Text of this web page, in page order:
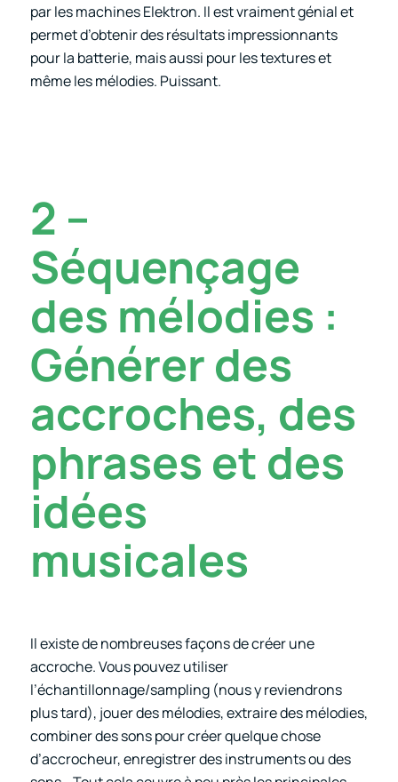
par les machines Elektron. Il est vraiment génial et
permet d’obtenir des résultats impressionnants
pour la batterie, mais aussi pour les textures et
même les mélodies. Puissant.
2 –
Séquençage
des mélodies :
Générer des
accroches, des
phrases et des
idées
musicales
Il existe de nombreuses façons de créer une
accroche. Vous pouvez utiliser
l’échantillonnage/sampling (nous y reviendrons
plus tard), jouer des mélodies, extraire des mélodies,
combiner des sons pour créer quelque chose
d’accrocheur, enregistrer des instruments ou des